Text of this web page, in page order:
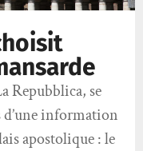
Repubblica, se
d’une information
apostolique : le